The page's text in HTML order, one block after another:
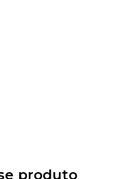
produto